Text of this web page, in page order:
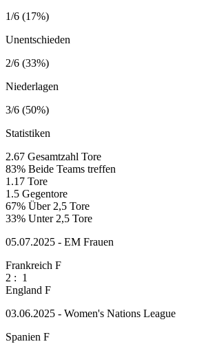
1/6 (17%)
Unentschieden
2/6 (33%)
Niederlagen
3/6 (50%)
Statistiken
2.67 Gesamtzahl Tore
83% Beide Teams treffen
1.17 Tore
1.5 Gegentore
67% Über 2,5 Tore
33% Unter 2,5 Tore
05.07.2025 - EM Frauen
Frankreich F
2 : 1
England F
03.06.2025 - Women's Nations League
Spanien F